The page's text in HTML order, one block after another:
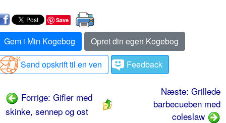
Save
Gem i Min Kogebog
Opret din egen Kogebog
Send opskrift til en ven
Feedback
Forrige: Gifler med
skinke, sennep og ost
Næste: Grillede
barbecueben med
coleslaw